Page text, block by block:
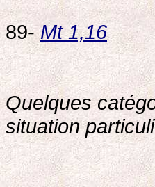
89-Mt 1,16
Quelques
situation